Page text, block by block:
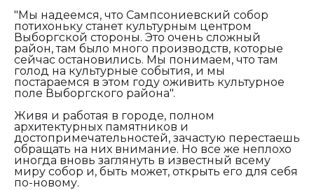
"Мы надеемся, что Сампсониевский собор
потихоньку станет культурным центром
Выборгской стороны. Это очень сложный
район, там было много производств, которые
сейчас остановились. Мы понимаем, что там
голод на культурные события, и мы
постараемся в этом году оживить культурное
поле Выборгского района".
Живя и работая в городе, полном
архитектурных памятников и
достопримечательностей, зачастую перестаешь
обращать на них внимание. Но все же неплохо
иногда вновь заглянуть в известный всему
миру собор и, быть может, открыть его для себя
по-новому.